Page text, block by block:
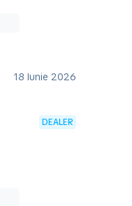
18 Iunie 2026
DEALER